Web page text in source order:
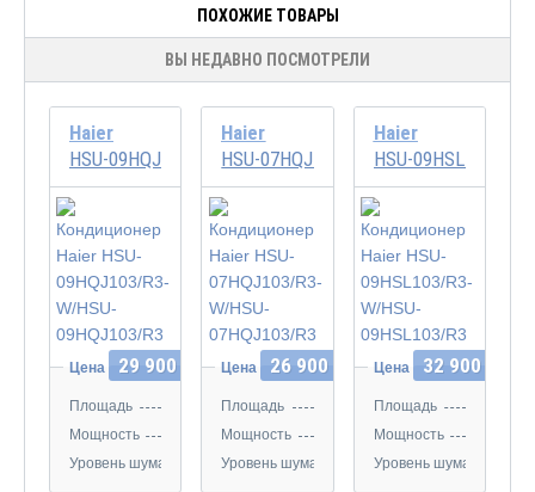
ПОХОЖИЕ ТОВАРЫ
ВЫ НЕДАВНО ПОСМОТРЕЛИ
Haier
HSU-09HQJ103/R3-W/HSU-09HQJ103/R3
Цена 29 900 Р
Площадь
25 кв.м
Мощность
2.5 кВт
Уровень шума
Haier
HSU-07HQJ103/R3-W/HSU-07HQJ103/
Цена 26 900 Р
Площадь
20 кв.м
Мощность
2.05 кВт
Уровень шума
Haier
HSU-09HSL103/
Цена 32 900 Р
Площадь
25 кв.м
Мощность
2.5 кВт
Уровень шума